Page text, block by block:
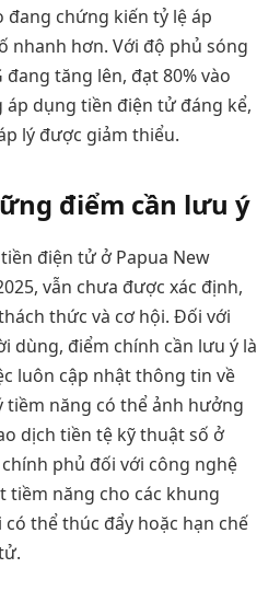
chứng kiến tỷ lệ áp
nhanh hơn. Với độ phủ sóng
tăng lên, đạt 80% vào
áp dụng tiền điện tử đáng kể,
lý được giảm thiểu.
điểm cần lưu ý
điện tử ở Papua New
vẫn chưa được xác định,
thức và cơ hội. Đối với
dùng, điểm chính cần lưu ý là
luôn cập nhật thông tin về
năng có thể ảnh hưởng
dịch tiền tệ kỹ thuật số ở
phủ đối với công nghệ
tiềm năng cho các khung
thể thúc đẩy hoặc hạn chế